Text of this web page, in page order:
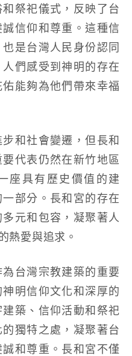
祭祀儀式，反映了台
信仰和尊重。這種信
是台灣人民身份認同
們感受到神明的存在
能夠為他們帶來幸福
和社會變遷，但長和
代表仍然在新竹地區
座具有歷史價值的建
部分。長和宮的存在
元和包容，凝聚著人
熱愛與追求。
台灣宗教建築的重要
明信仰文化和深厚的
築、信仰活動和祭祀
獨特之處，凝聚著台
和尊重。長和宮不僅